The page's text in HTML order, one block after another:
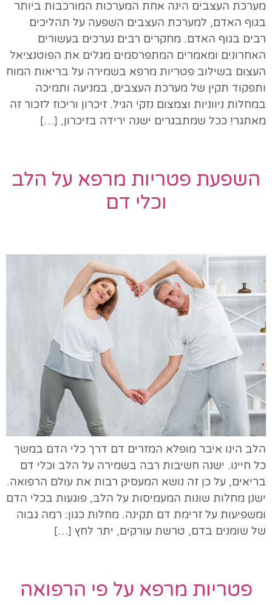
מערכת העצבים הינה אחת המערכות המורכבות ביותר
בגוף האדם, למערכת העצבים השפעה על תהליכים
רבים בגוף האדם. מחקרים רבים נערכים בעשורים
האחרונים ומאמרים המתפרסמים מגלים את הפוטנציאל
העצום בשילוב פטריות מרפא בשמירה על בריאות המוח
ותפקוד תקין של מערכת העצבים, במניעה ותמיכה
במחלות ניווניות וצמצום נזקי הגיל. זיכרון וריכוז לזכור זה
מאתגר! ככל שמתבגרים ישנה ירידה בזיכרון, […]
השפעת פטריות מרפא על הלב
וכלי דם
הלב הינו איבר מופלא המזרים דם דרך כלי הדם במשך
כל חיינו. ישנה חשיבות רבה בשמירה על הלב וכלי דם
בריאים, על כן זה נושא המעסיק רבות את עולם הרפואה.
ישנן מחלות שונות המעמיסות על הלב, פוגעות בכלי הדם
ומשפיעות על זרימת דם תקינה. מחלות כגון: רמה גבוה
של שומנים בדם, טרשת עורקים, יתר לחץ […]
פטריות מרפא על פי הרפואה